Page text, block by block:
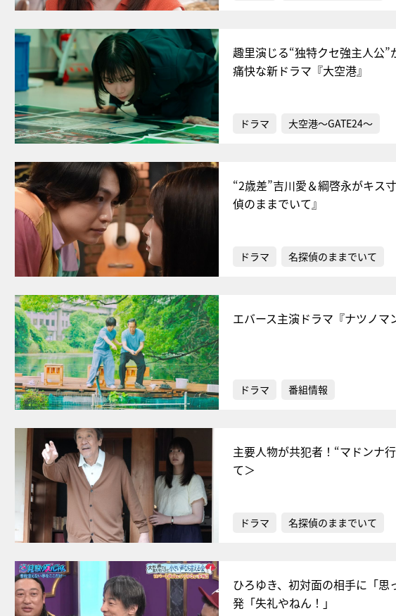
趣里演じる“独特クセ強主人公
痛快な新ドラマ『大空港』
ドラマ 大空港～GATE24～
“2歳差”吉川愛＆綱啓永がキス
偵のままでいて』
ドラマ 名探偵のままでいて
エバース主演ドラマ『ナツノマ
ドラマ 番組情報
主要人物が共犯者！“マドンナ
て＞
ドラマ 名探偵のままでいて
ひろゆき、初対面の相手に「
発「失礼やねん！」